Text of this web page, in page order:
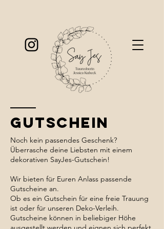
Gutschein
Noch kein passendes Geschenk?
Überrasche deine Liebsten mit einem
dekorativen SayJes-Gutschein!
Wir bieten für Euren Anlass passende
Gutscheine an.
Ob es ein Gutschein für eine freie Trauung
ist oder für unseren Deko-Verleih.
Gutscheine können in beliebiger Höhe